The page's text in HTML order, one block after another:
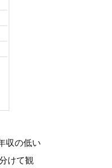
収の低い
けて観